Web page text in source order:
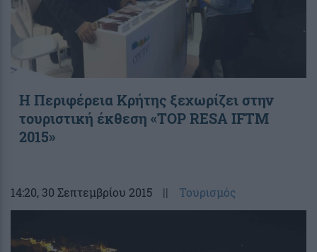
Η Περιφέρεια Κρήτης ξεχωρίζει στην
τουριστική έκθεση «TOP RESA IFTM
2015»
14:20, 30 Σεπτεμβρίου 2015 || Τουρισμός